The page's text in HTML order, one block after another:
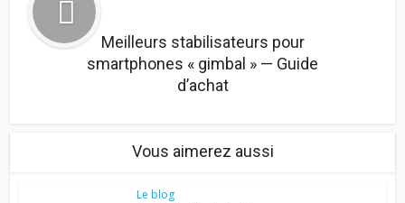
Meilleurs stabilisateurs pour
smartphones « gimbal » — Guide
d’achat
Vous aimerez aussi
Le blog